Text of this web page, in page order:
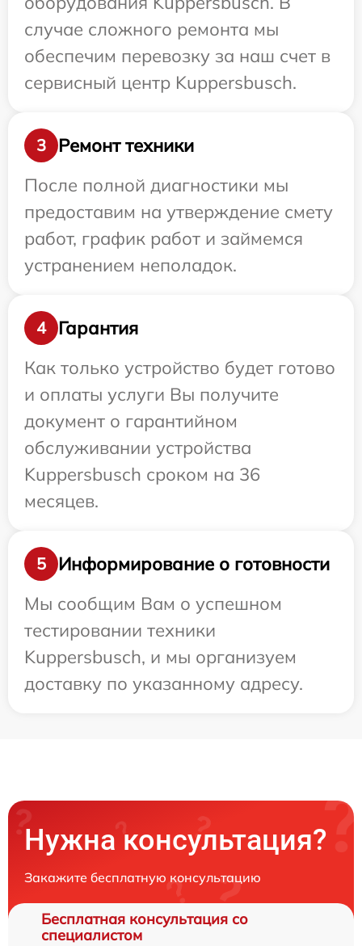
случае сложного ремонта мы
обеспечим перевозку за наш счет в
сервисный центр Kuppersbusch.
3
Ремонт техники
После полной диагностики мы
предоставим на утверждение смету
работ, график работ и займемся
устранением неполадок.
4
Гарантия
Как только устройство будет готово
и оплаты услуги Вы получите
документ о гарантийном
обслуживании устройства
Kuppersbusch сроком на 36
месяцев.
5
Информирование о готовности
Мы сообщим Вам о успешном
тестировании техники
Kuppersbusch, и мы организуем
доставку по указанному адресу.
Нужна консультация?
Закажите бесплатную консультацию
Бесплатная консультация со
специалистом